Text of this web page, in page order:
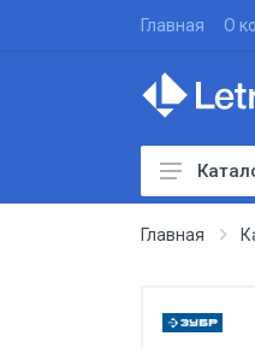
Главная О
Главная